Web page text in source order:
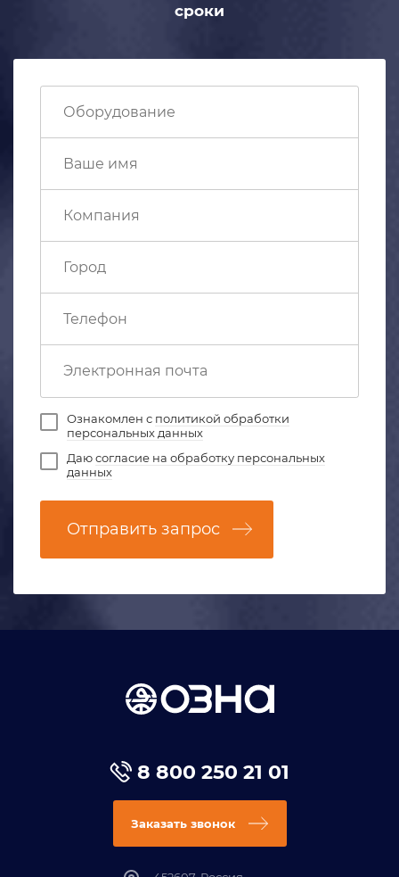
сроки
Ознакомлен с политикой обработки
персональных данных
Даюсогласие на обработку персональных
данных
Отправить запрос
8 800 250 21 01
Заказать звонок